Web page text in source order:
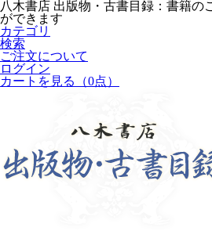
八木書店 出版物・古書目録：書籍の
ができます
カテゴリ
検索
ご注文について
ログイン
カートを見る
（0点）